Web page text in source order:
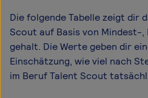
Die folgende Tabelle zeigt dir
Scout auf Basis von Mindest-
gehalt. Die Werte geben dir
Einschätzung, wie viel nach
im Beruf Talent Scout